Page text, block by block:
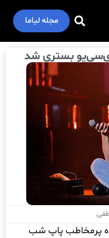
مجله لیاما
آی‌سی‌یو بستری شد
پرمخاطب پاپ شب